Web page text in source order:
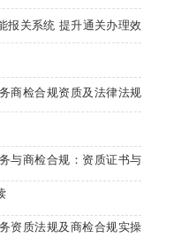
报关系统 提升通关办理效
商检合规资质及法律法规
与商检合规：资质证书与
资质法规及商检合规实操